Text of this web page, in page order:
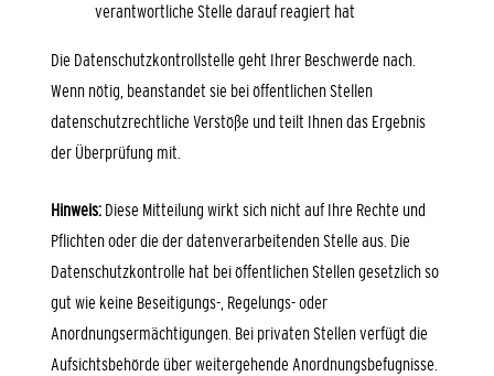
verantwortliche Stelle darauf reagiert hat
Die Datenschutzkontrollstelle geht Ihrer Beschwerde nach.
Wenn nötig, beanstandet sie bei öffentlichen Stellen
datenschutzrechtliche Verstöße und teilt Ihnen das Ergebnis
der Überprüfung mit.
Hinweis: Diese Mitteilung wirkt sich nicht auf Ihre Rechte und
Pflichten oder die der datenverarbeitenden Stelle aus. Die
Datenschutzkontrolle hat bei öffentlichen Stellen gesetzlich so
gut wie keine Beseitigungs-, Regelungs- oder
Anordnungsermächtigungen. Bei privaten Stellen verfügt die
Aufsichtsbehörde über weitergehende Anordnungsbefugnisse.